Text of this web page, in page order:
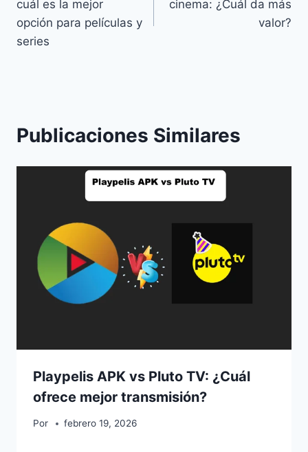
entradas
cuál es la mejor
opción para películas y
series
cinema: ¿Cuál da más
valor?
Publicaciones Similares
Playpelis APK vs Pluto TV: ¿Cuál
ofrece mejor transmisión?
Por febrero 19, 2026